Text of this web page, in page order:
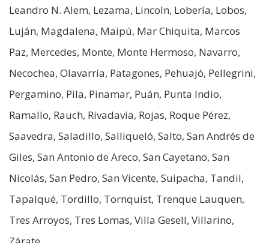
Leandro N. Alem, Lezama, Lincoln, Lobería, Lobos,
Luján, Magdalena, Maipú, Mar Chiquita, Marcos
Paz, Mercedes, Monte, Monte Hermoso, Navarro,
Necochea, Olavarría, Patagones, Pehuajó, Pellegrini,
Pergamino, Pila, Pinamar, Puán, Punta Indio,
Ramallo, Rauch, Rivadavia, Rojas, Roque Pérez,
Saavedra, Saladillo, Salliqueló, Salto, San Andrés de
Giles, San Antonio de Areco, San Cayetano, San
Nicolás, San Pedro, San Vicente, Suipacha, Tandil,
Tapalqué, Tordillo, Tornquist, Trenque Lauquen,
Tres Arroyos, Tres Lomas, Villa Gesell, Villarino,